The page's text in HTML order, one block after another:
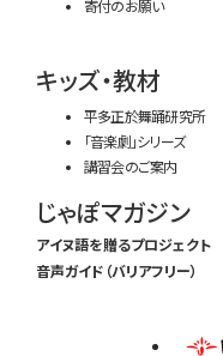
寄付のお願い
キッズ・教材
平多正於舞踊研究所
「音楽劇」シリーズ
講習会のご案内
じゃぽマガジン
アイヌ語を贈るプロジェクト
音声ガイド（バリアフリー）